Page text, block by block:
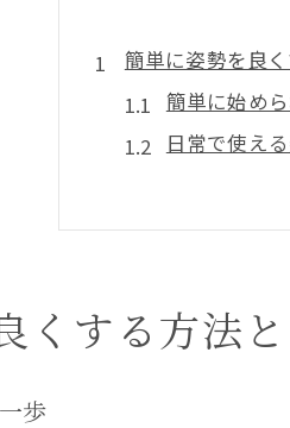
簡単に姿勢を良
簡単に始め
日常で使え
姿勢を良く
姿勢改善で
短時間で効
デスクワークで
くする方法と
歩